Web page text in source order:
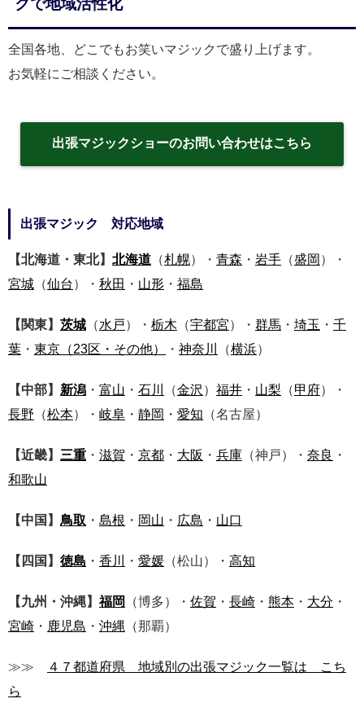
クで地域活性化
全国各地、どこでもお笑いマジックで盛り上げます。
お気軽にご相談ください。
出張マジックショーのお問い合わせはこちら
出張マジック 対応地域
【北海道・東北】 北海道 （札幌）・ 青森 ・ 岩手 （盛岡 ）・
宮城 （仙台 ）・ 秋田 ・ 山形 ・ 福島
【関東】 茨城 （水戸）・ 栃木 （宇都宮）・ 群馬 ・ 埼玉 ・ 千
葉 ・ 東京 （23区・その他） ・ 神奈川 （横浜）
【中部】 新潟 ・ 富山 ・ 石川 （金沢 ） 福井 ・ 山梨 （甲府）・
長野 （松本）・ 岐阜 ・ 静岡 ・ 愛知 （名古屋）
【近畿】 三重 ・ 滋賀 ・ 京都 ・ 大阪 ・ 兵庫 （神戸）・ 奈良 ・
和歌山
【中国】 鳥取 ・ 島根 ・ 岡山 ・ 広島 ・ 山口
【四国】 徳島 ・ 香川 ・ 愛媛 （松山）・ 高知
【九州・沖縄】福岡 （博多）・ 佐賀 ・ 長崎 ・ 熊本 ・ 大分 ・
宮崎 ・ 鹿児島 ・ 沖縄 （那覇）
≫≫
４７都道府県 地域別の出張マジック一覧は こち
ら